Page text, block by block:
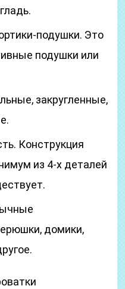
подушки. Это
подушки или
закругленные,
Конструкция
из 4-х деталей
домики,